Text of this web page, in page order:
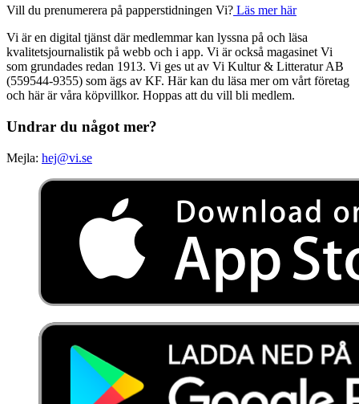
Vill du prenumerera på papperstidningen Vi? Läs mer här
Vi är en digital tjänst där medlemmar kan lyssna på och läsa
kvalitetsjournalistik på webb och i app. Vi är också magasinet Vi
som grundades redan 1913. Vi ges ut av Vi Kultur & Litteratur AB
(559544-9355) som ägs av KF. Här kan du läsa mer om vårt företag
och här är våra köpvillkor. Hoppas att du vill bli medlem.
Undrar du något mer?
Mejla: hej@vi.se